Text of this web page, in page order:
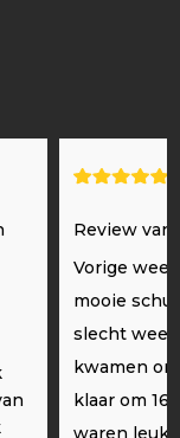
Review van
Vorige
mooie
slecht
kwamen
klaar om